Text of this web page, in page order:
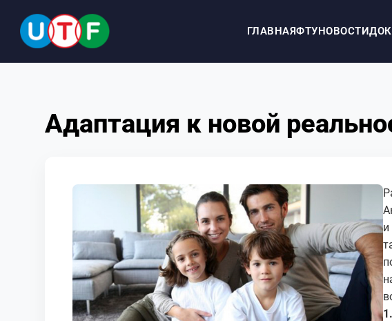
ГЛАВНАЯФТУНОВОСТИ
НОВОСТИ
ПЕРСОНАЛИИ
Адаптация к новой
и
1.